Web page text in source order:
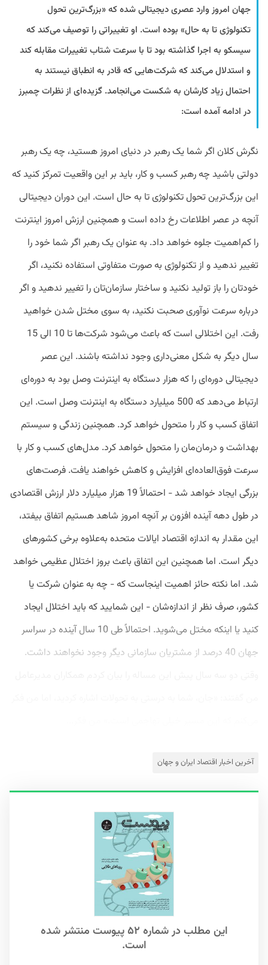
جهان امروز وارد عصری دیجیتالی شده که «بزرگ‌ترین تحول
تکنولوژی تا به حال» بوده است. او تغییراتی را توصیف می‌کند که
سیسکو به اجرا گذاشته بود تا با سرعت شتاب تغییرات مقابله کند
و استدلال می‌کند که شرکت‌هایی که قادر به انطباق نیستند به
احتمال زیاد کارشان به شکست می‌انجامد. گزیده‌ای از نظرات چمبرز
در ادامه آمده است:
نگرش کلان اگر شما یک رهبر در دنیای امروز هستید، چه یک رهبر
دولتی باشید چه رهبر کسب و کار، باید بر این واقعیت تمرکز کنید که
این بزرگ‌ترین تحول تکنولوژی تا به حال است. این دوران دیجیتالی
آنچه در عصر اطلاعات رخ داده است و همچنین ارزش امروز اینترنت
را کم‌اهمیت جلوه خواهد داد. به عنوان یک رهبر اگر شما خود را
تغییر ندهید و از تکنولوژی به صورت متفاوتی استفاده نکنید، اگر
خودتان را باز تولید نکنید و ساختار سازمان‌تان را تغییر ندهید و اگر
درباره سرعت نوآوری صحبت نکنید، به سوی مختل شدن خواهید
رفت. این اختلالی است که باعث می‌شود شرکت‌ها تا 10 الی 15
سال دیگر به شکل معنی‌داری وجود نداشته باشند. این عصر
دیجیتالی دوره‌ای را که هزار دستگاه به اینترنت وصل بود به دوره‌ای
ارتباط می‌دهد که 500 میلیارد دستگاه به اینترنت وصل است. این
اتفاق کسب و کار را متحول خواهد کرد. همچنین زندگی‌ و سیستم
بهداشت و درمان‌مان را متحول خواهد کرد. مدل‌های کسب و کار با
سرعت فوق‌العاده‌ای افزایش و کاهش خواهند یافت. فرصت‌های
بزرگی ایجاد خواهد شد - احتمالاً 19 هزار میلیارد دلار ارزش اقتصادی
در طول دهه آینده افزون بر آنچه امروز شاهد هستیم اتفاق بیفتد،
این مقدار به اندازه اقتصاد ایالات متحده به‌علاوه برخی کشورهای
دیگر است. اما همچنین این اتفاق باعث بروز اختلال عظیمی خواهد
شد. اما نکته حائز اهمیت اینجاست که - چه به عنوان شرکت یا
کشور، صرف نظر از اندازه‌شان - این شمایید که باید اختلال ایجاد
کنید یا اینکه مختل می‌شوید. احتمالاً طی 10 سال آینده در سراسر
جهان 40 درصد از مشتریان سازمانی دیگر وجود نخواهند داشت.
آخرین اخبار اقتصاد ایران و جهان
این مطلب در شماره ۵۲ پیوست منتشر شده
است.